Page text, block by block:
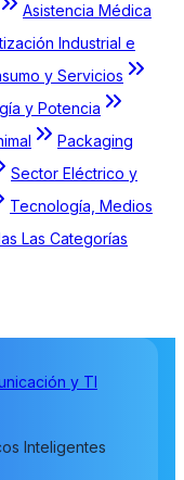
Asistencia Médica
Industrial e
y Servicios
y Potencia
Packaging
Sector Eléctrico y
Tecnología, Medios
Las Categorías
y TI
Inteligentes